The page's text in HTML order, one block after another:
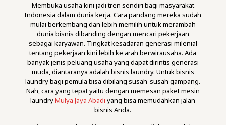
Membuka usaha kini jadi tren sendiri bagi masyarakat
Indonesia dalam dunia kerja. Cara pandang mereka sudah
mulai berkembang dan lebih memilih untuk merambah
dunia bisnis dibanding dengan mencari pekerjaan
sebagai karyawan. Tingkat kesadaran generasi milenial
tentang pekerjaan kini lebih ke arah berwirausaha. Ada
banyak jenis peluang usaha yang dapat dirintis generasi
muda, diantaranya adalah bisnis laundry. Untuk bisnis
laundry bagi pemula bisa dibilang susah-susah gampang.
Nah, cara yang tepat yaitu dengan memesan paket mesin
laundryMulya Jaya Abadi yang bisa memudahkan jalan
bisnis Anda.